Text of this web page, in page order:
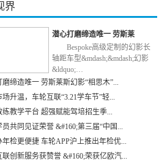
界
潜心打磨缔造唯一 劳斯莱
Bespoke高级定制的幻影长
轴距车型&mdash;&mdash;幻影
&ldquo;…
磨缔造唯一 劳斯莱斯幻影“相思木”...
场升温，车轮互联“3.21学车节”轻...
练教学平台 超强赋能驾培招生季...
员共同见证荣誉 &#160;第三届“中国...
年检更便捷 车轮APP沪上推出年检优...
联创新服务获赞誉 &#160;荣获亿欧汽...